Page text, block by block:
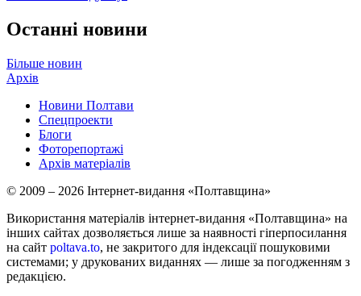
Останні новини
Більше новин
Архів
Новини Полтави
Спецпроекти
Блоги
Фоторепортажі
Архів матеріалів
© 2009 – 2026 Інтернет-видання «Полтавщина»
Використання матеріалів інтернет-видання «Полтавщина» на
інших сайтах дозволяється лише за наявності гіперпосилання
на сайт poltava.to, не закритого для індексації пошуковими
системами; у друкованих виданнях — лише за погодженням з
редакцією.